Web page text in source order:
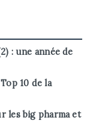
: une année de
10 de la
les big pharma et